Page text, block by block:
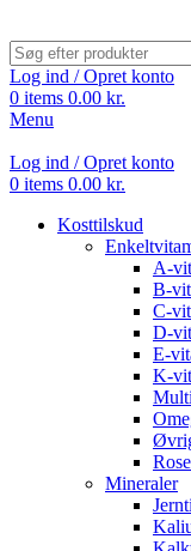
Log ind / Opret konto
0 items 0.00 kr.
Menu
Log ind / Opret konto
0 items 0.00 kr.
Kosttilskud
A-
B-
C-
D-
E-
K-
Mineraler